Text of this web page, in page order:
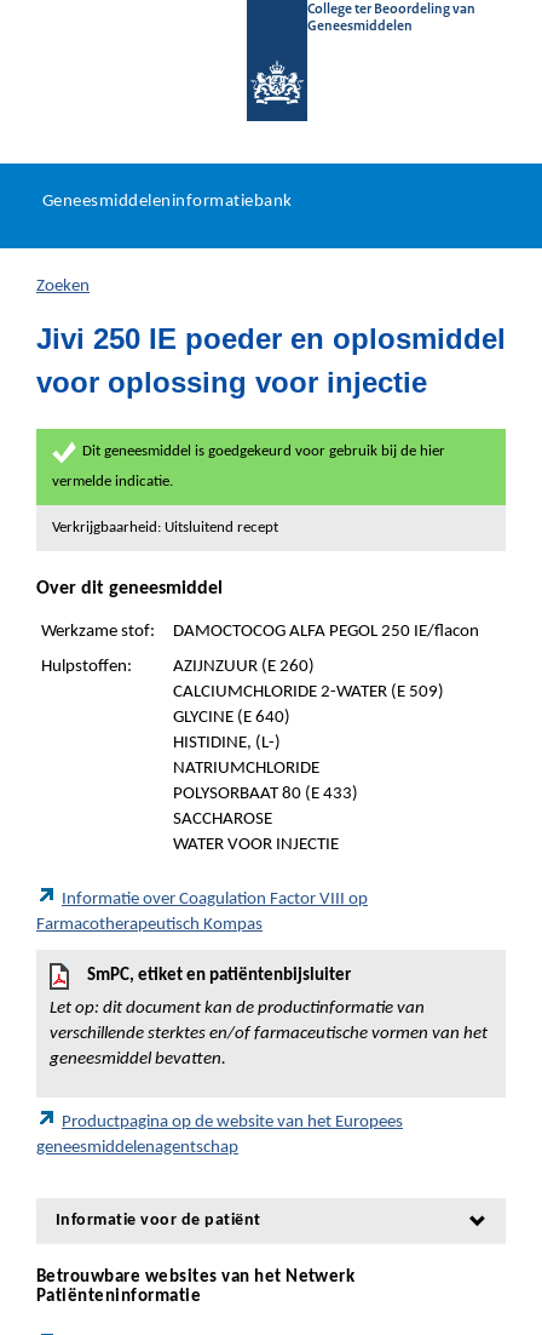
College ter Beoordeling van
Geneesmiddelen
U
hier:
Geneesmiddeleninformatiebank
Zoeken
Jivi 250 IE poeder en oplosmiddel
voor oplossing voor injectie
Dit geneesmiddel is goedgekeurd voor gebruik bij de hier
vermelde indicatie.
Verkrijgbaarheid: Uitsluitend recept
Over dit geneesmiddel
Werkzame stof:
DAMOCTOCOG ALFA PEGOL 250 IE/flacon
Hulpstoffen:
AZIJNZUUR (E 260)
CALCIUMCHLORIDE 2-WATER (E 509)
GLYCINE (E 640)
HISTIDINE, (L-)
NATRIUMCHLORIDE
POLYSORBAAT 80 (E 433)
SACCHAROSE
WATER VOOR INJECTIE
Informatie over Coagulation Factor VIII op
Farmacotherapeutisch Kompas
SmPC, etiket en patiëntenbijsluiter
Let op: dit document kan de productinformatie van
verschillende sterktes en/of farmaceutische vormen van het
geneesmiddel bevatten.
Productpagina op de website van het Europees
geneesmiddelenagentschap
Informatie voor de patiënt
Betrouwbare websites van het Netwerk
Patiënteninformatie